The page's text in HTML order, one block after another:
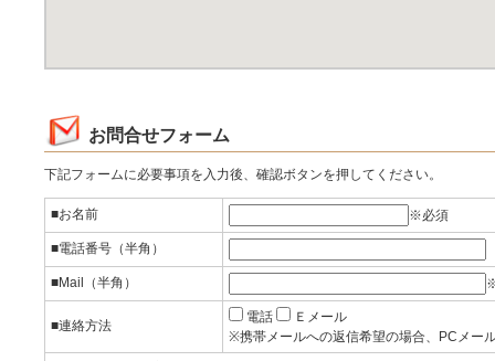
お問合せフォーム
下記フォームに必要事項を入力後、確認ボタンを押してください。
■お名前 ※必須
■電話番号（半角）
■Mail（半角）
■連絡方法
電話
Ｅメール
※携帯メールへの返信希望の場合、PCメー